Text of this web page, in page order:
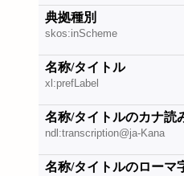
典拠種別
skos:inScheme
名称/タイトル
xl:prefLabel
名称/タイトルのカナ読
ndl:transcription@ja-Kana
名称/タイトルのローマ